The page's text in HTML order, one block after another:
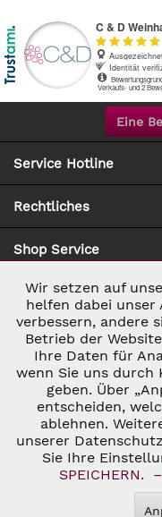
Eine
Service Hotline
Rechtliches
Shop Service
Zahlung & Versand
* ALLE PREISE
VERSANDKOSTEN UND
© 2026 C&D
Notwendig
Marketing
Tracking
Personalisierung
Wir setzen auf
helfen dabei unser
verbessern, andere
Betrieb der
Ihre Daten für
wenn Sie uns durch
geben. Über
entscheiden,
ablehnen.
unserer
Sie Ihre
SPEICHERN.